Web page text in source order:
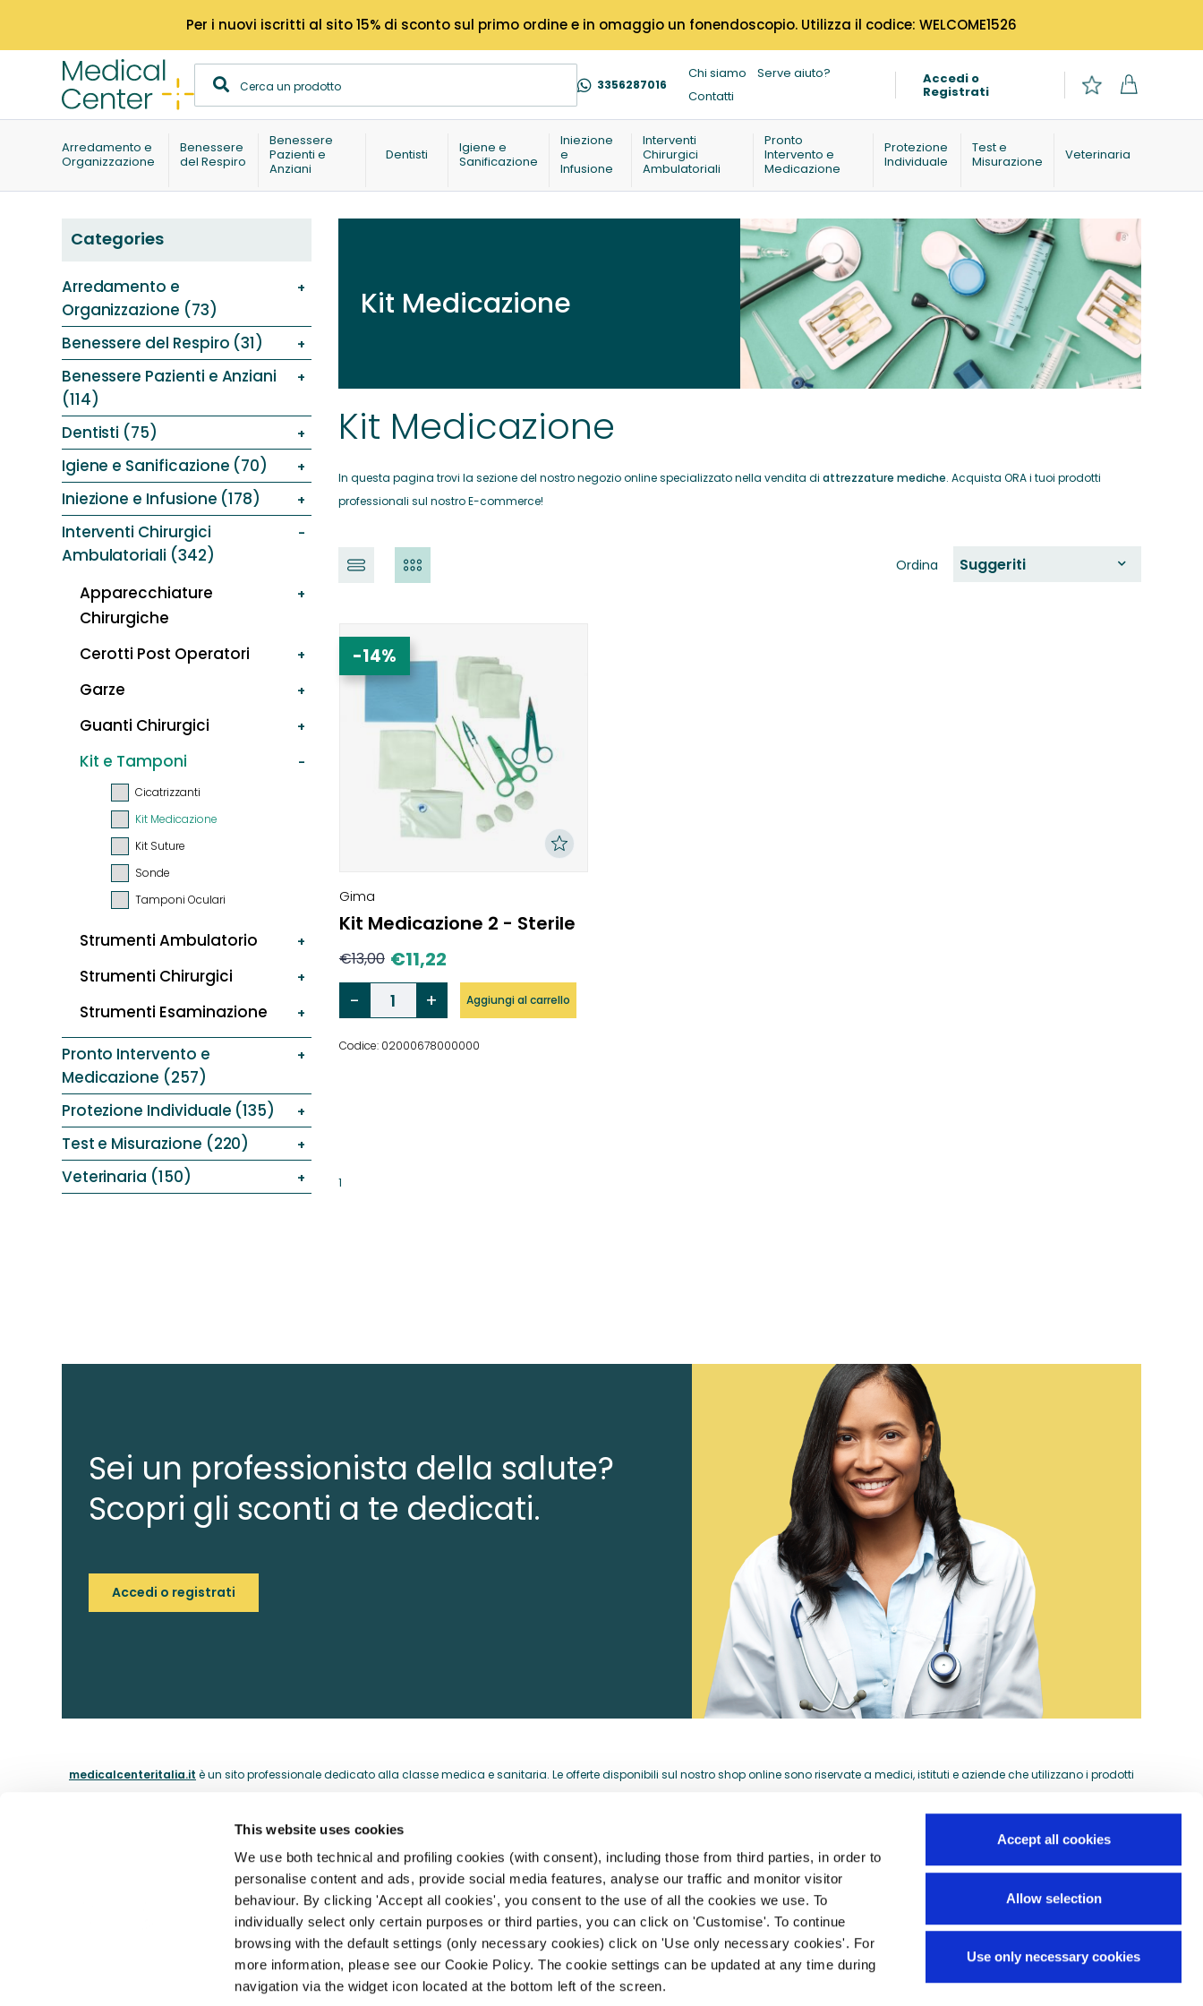
This website uses cookies
We use both technical and profiling cookies (with consent), including those from third parties, in order to
personalise content and ads, provide social media features, analyse our traffic and monitor visitor
behaviour. By clicking 'Accept all cookies', you consent to the use of all the cookies we use. To
individually select only certain purposes or third parties, you can click on 'Customise'. To continue
browsing with the default settings (only necessary cookies) click on 'Use only necessary cookies'. For
more information, please see our Cookie Policy. The cookie settings can be updated at any time during
navigation via the widget icon located at the bottom left of the screen.
Accept all cookies
Allow selection
Use only necessary cookies
Per i nuovi iscritti al sito 15% di sconto sul primo ordine e in omaggio un fonendoscopio. Utilizza il codice: WELCOME1526
3356287016
Chi siamo
Serve aiuto?
Contatti
Accedi o
Registrati
Arredamento e
Organizzazione
Benessere
del Respiro
Benessere
Pazienti e
Anziani
Dentisti
Igiene e
Sanificazione
Iniezione
e
Infusione
Interventi
Chirurgici
Ambulatoriali
Pronto
Intervento e
Medicazione
Protezione
Individuale
Test e
Misurazione
Veterinaria
Categories
Arredamento e
Organizzazione (73)
Benessere del Respiro (31)
Benessere Pazienti e Anziani
(114)
Dentisti (75)
Igiene e Sanificazione (70)
Iniezione e Infusione (178)
Interventi Chirurgici
Ambulatoriali (342)
Apparecchiature
Chirurgiche
Cerotti Post Operatori
Garze
Guanti Chirurgici
Kit e Tamponi
Cicatrizzanti
Kit Medicazione
Kit Suture
Sonde
Tamponi Oculari
Strumenti Ambulatorio
Strumenti Chirurgici
Strumenti Esaminazione
Pronto Intervento e
Medicazione (257)
Protezione Individuale (135)
Test e Misurazione (220)
Veterinaria (150)
Kit Medicazione
Kit Medicazione
In questa pagina trovi la sezione del nostro negozio online specializzato nella vendita di attrezzature mediche. Acquista ORA i tuoi prodotti
professionali sul nostro E-commerce!
Ordina Suggeriti
-14%
Gima
Kit Medicazione 2 - Sterile
€13,00 €11,22
Aggiungi al carrello
Codice: 02000678000000
1
Sei un professionista della salute?
Scopri gli sconti a te dedicati.
Accedi o registrati
medicalcenteritalia.it è un sito professionale dedicato alla classe medica e sanitaria. Le offerte disponibili sul nostro shop online sono riservate a medici, istituti e aziende che utilizzano i prodotti
Il catalogo dei medici dal 1974.
ABOUT
La nostra storia
I nostri marchi
Contatti
Accessibilità
HELP CENTER
Registrazione, Profilo e Accessi
Spedizioni, Consegne e Resi
Pagamento e Fatturazione
Guida all'acquisto
Preventivi per ordini speciali
Domande frequenti
Mappa del sito